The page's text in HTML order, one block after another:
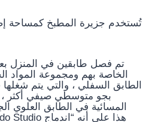
تُستخدم جزيرة المطبخ كمساحة
تم فصل طابقين في المنزل
الخاصة بهم ومجموعة المواد
الطابق السفلي ، والتي يتم شغلها
بجو متوسطي صيفي أكثر ،
المسائية في الطابق العلوي